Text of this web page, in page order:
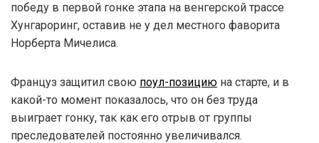
победу в первой гонке этапа на венгерской трассе
Хунгароринг, оставив не у дел местного фаворита
Норберта Мичелиса.
Француз защитил свою поул-позицию на старте, и в
какой-то момент показалось, что он без труда
выиграет гонку, так как его отрыв от группы
преследователей постоянно увеличивался.